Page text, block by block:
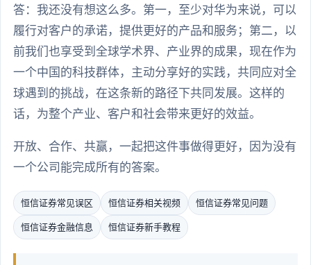
答：我还没有想这么多。第一，至少对华为来说，可以
履行对客户的承诺，提供更好的产品和服务；第二，以
前我们也享受到全球学术界、产业界的成果，现在作为
一个中国的科技群体，主动分享好的实践，共同应对全
球遇到的挑战，在这条新的路径下共同发展。这样的
话，为整个产业、客户和社会带来更好的效益。
开放、合作、共赢，一起把这件事做得更好，因为没有
一个公司能完成所有的答案。
恒信证券常见误区 恒信证券相关视频 恒信证券常见问题
恒信证券金融信息 恒信证券新手教程